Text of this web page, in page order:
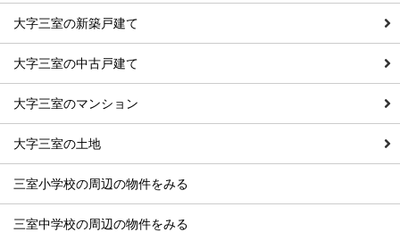
大字三室の新築戸建て
大字三室の中古戸建て
大字三室のマンション
大字三室の土地
三室小学校の周辺の物件をみる
三室中学校の周辺の物件をみる